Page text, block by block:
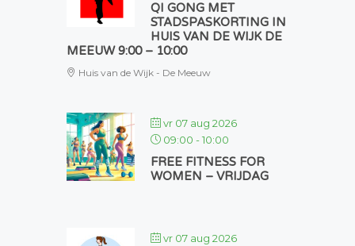
QI GONG MET
STADSPASKORTING IN
HUIS VAN DE WIJK DE
MEEUW 9:00 – 10:00
Huis van de Wijk - De Meeuw
vr 07 aug 2026
09:00 -10:00
FREE FITNESS FOR
WOMEN – VRIJDAG
vr 07 aug 2026